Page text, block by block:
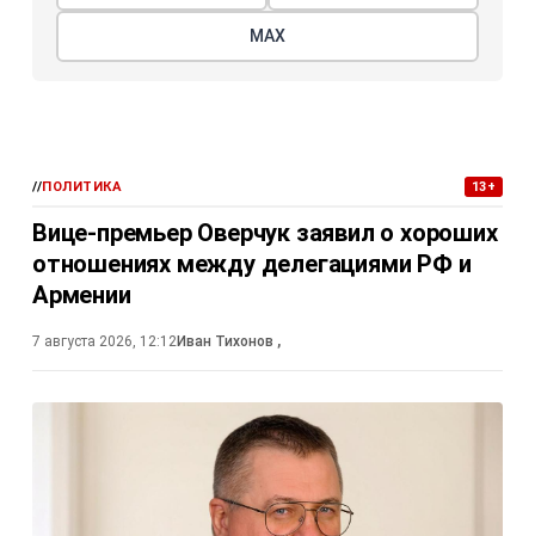
МАХ
//ПОЛИТИКА 13+
Вице-премьер Оверчук заявил о хороших
отношениях между делегациями РФ и
Армении
7 августа 2026, 12:12Иван Тихонов ,